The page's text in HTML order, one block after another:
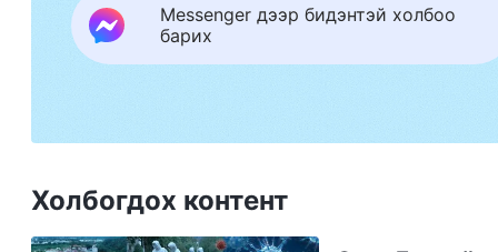
болох вэ? Одоо дахиад хэдэн зарчмын
1) Бурханы илэрхийлсэн
байсан. Бурханы айлдварууд эрх мэдэл, хүч
байдал дээр биелдэг. Эхлэл номд Бурханы
Messenger дээр бидэнтэй холбоо
барих
Холбогдох контент